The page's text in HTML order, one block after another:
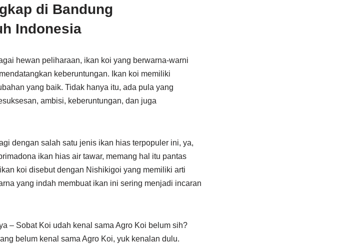
di Bandung
Indonesia
hewan peliharaan, ikan koi yang berwarna-warni
keberuntungan. Ikan koi memiliki
yang baik. Tidak hanya itu, ada pula yang
ambisi, keberuntungan, dan juga
dengan salah satu jenis ikan hias terpopuler ini, ya,
ikan hias air tawar, memang hal itu pantas
koi disebut dengan Nishikigoi yang memiliki arti
yang indah membuat ikan ini sering menjadi incaran
– Sobat Koi udah kenal sama Agro Koi belum sih?
belum kenal sama Agro Koi, yuk kenalan dulu.